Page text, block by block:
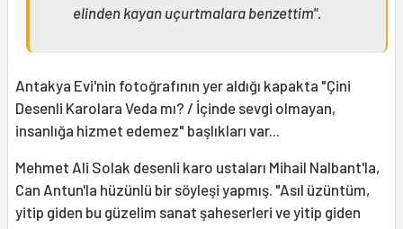
elinden kayan uçurtmalara benzettim".
Antakya Evi'nin fotoğrafının yer aldığı kapakta "Çini
Desenli Karolara Veda mı? / İçinde sevgi olmayan,
insanlığa hizmet edemez" başlıkları var...
Mehmet Ali Solak desenli karo ustaları Mihail Nalbant'la,
Can Antun'la hüzünlü bir söyleşi yapmış. "Asıl üzüntüm,
yitip giden bu güzelim sanat şaheserleri ve yitip giden